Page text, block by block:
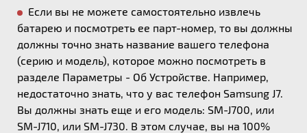
Если вы не можете самостоятельно извлечь
батарею и посмотреть ее парт-номер, то вы должны
должны точно знать название вашего телефона
(серию и модель), которое можно посмотреть в
разделе Параметры - Об Устройстве. Например,
недостаточно знать, что у вас телефон Samsung J7.
Вы должны знать еще и его модель: SM-J700, или
SM-J710, или SM-J730. В этом случае, вы на 100%